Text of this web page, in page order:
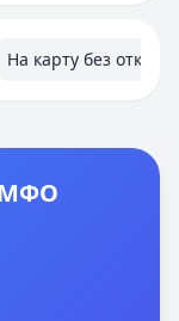
На карту без отказа
МФО